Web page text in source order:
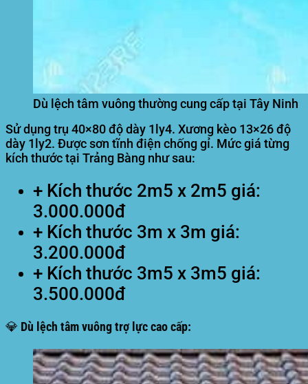
Dù lệch tâm vuông thường cung cấp tại Tây Ninh
Sử dụng trụ 40×80 độ dày 1ly4. Xương kèo 13×26 độ
dày 1ly2. Được sơn tĩnh điện chống gỉ. Mức giá từng
kích thước tại Trảng Bàng như sau:
+ Kích thước 2m5 x 2m5 giá:
3.000.000đ
+ Kích thước 3m x 3m giá:
3.200.000đ
+ Kích thước 3m5 x 3m5 giá:
3.500.000đ
💎 Dù lệch tâm vuông trợ lực cao cấp: